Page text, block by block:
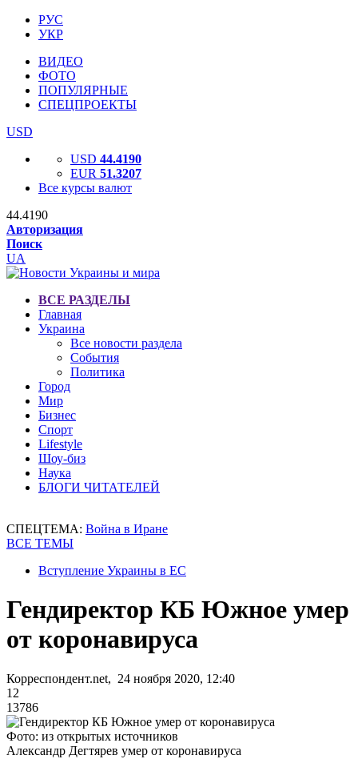
РУС
УКР
ВИДЕО
ФОТО
ПОПУЛЯРНЫЕ
СПЕЦПРОЕКТЫ
USD
USD 44.4190
EUR 51.3207
Все курсы валют
44.4190
Авторизация
Поиск
UA
ВСЕ РАЗДЕЛЫ
Главная
Украина
Все новости раздела
События
Политика
Город
Мир
Бизнес
Спорт
Lifestyle
Шоу-биз
Наука
БЛОГИ ЧИТАТЕЛЕЙ
СПЕЦТЕМА: Война в Иране
ВСЕ ТЕМЫ
Вступление Украины в ЕС
Гендиректор КБ Южное умер
от коронавируса
Корреспондент.net, 24 ноября 2020, 12:40
12
13786
Фото: из открытых источников
Александр Дегтярев умер от коронавируса